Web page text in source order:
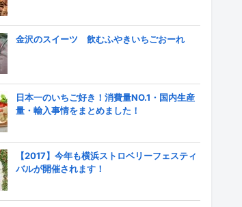
金沢のスイーツ 飲むふやきいちごおーれ
日本一のいちご好き！消費量NO.1・国内生産
量・輸入事情をまとめました！
【2017】今年も横浜ストロベリーフェスティ
バルが開催されます！